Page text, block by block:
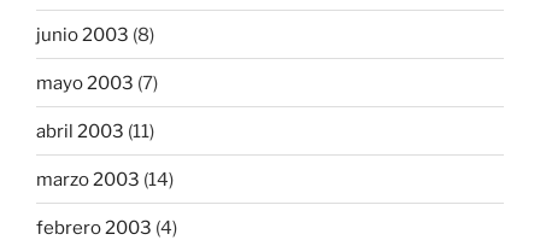
junio 2003 (8)
mayo 2003 (7)
abril 2003 (11)
marzo 2003 (14)
febrero 2003 (4)